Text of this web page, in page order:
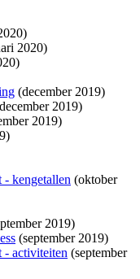
2020)
(december 2019)
2019)
2019)
kengetallen (oktober
2019)
(september 2019)
- activiteiten (september